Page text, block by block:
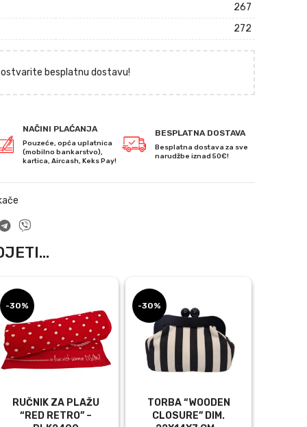
267
272
besplatnu dostavu!
NAČINI PLAĆANJA
Pouzeće, opća uplatnica
(mobilno bankarstvo),
kartica, Aircash, Keks Pay!
BESPLATNA DOSTAVA
Besplatna dostava za sve
narudžbe iznad 50€!
-30%
RUČNIK ZA PLAŽU
“RED RETRO” –
-30%
TORBA “WOODEN
CLOSURE” DIM.